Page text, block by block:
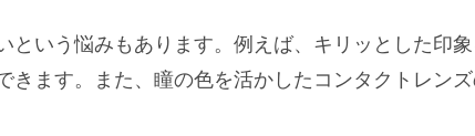
という悩みもあります。例えば、キリッとした印
きます。また、瞳の色を活かしたコンタクトレン